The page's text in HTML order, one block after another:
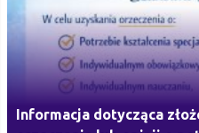
Informacja dotycząca